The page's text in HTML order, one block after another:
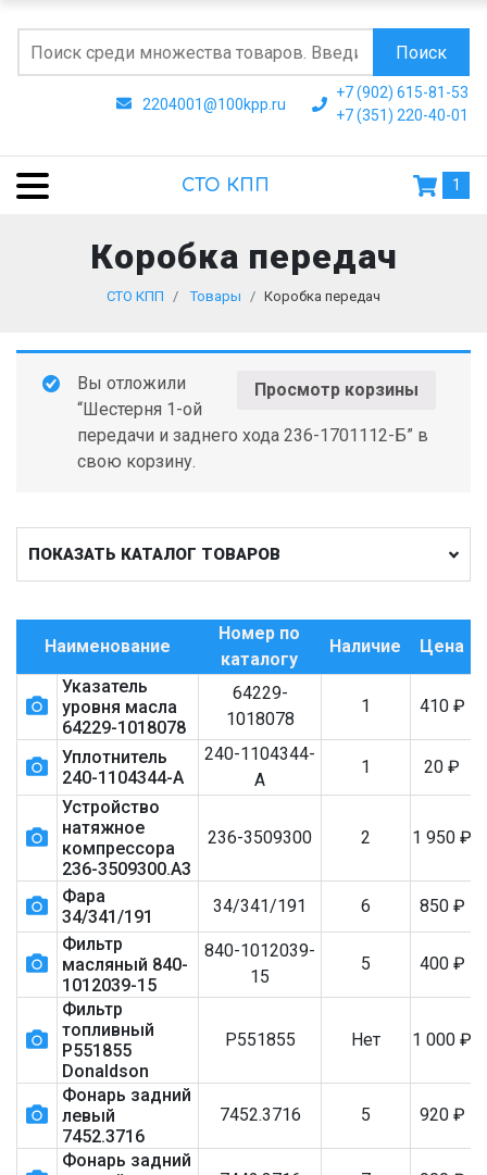
2204001@100kpp.ru
+7 (902) 615-81-53
+7 (351) 220-40-01
Поиск
СТО КПП 1
Коробка передач
СТО КПП Товары Коробка передач
Просмотр корзины
Вы отложили
“Шестерня 1-ой
передачи и заднего хода 236-1701112-Б” в
свою корзину.
ПОКАЗАТЬ КАТАЛОГ ТОВАРОВ
Наименование
Номер по
каталогу
Наличие Цена
Указатель
уровня масла
64229-1018078
64229-
1018078
1 410 ₽
Уплотнитель
240-1104344-А
240-1104344-
А
1 20 ₽
Устройство
натяжное
компрессора
236-3509300.А3
236-3509300 2 1 950 ₽
Фара
34/341/191
34/341/191 6 850 ₽
Фильтр
масляный 840-
1012039-15
840-1012039-
15
5 400 ₽
Фильтр
топливный
Р551855
Donaldson
Р551855 Нет 1 000 ₽
Фонарь задний
левый
7452.3716
7452.3716 5 920 ₽
Фонарь задний